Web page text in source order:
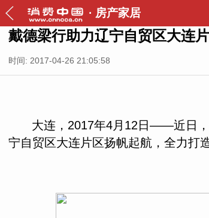
· 房产家居
戴德梁行助力辽宁自贸区大连
时间: 2017-04-26 21:05:58
大连，2017年4月12日­——近日，
宁自贸区大连片区扬帆起航，全力打